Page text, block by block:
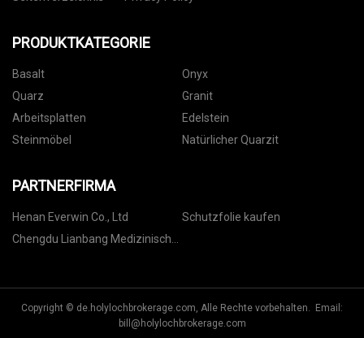
PRODUKTKATEGORIE
Basalt
Onyx
Quarz
Granit
Arbeitsplatten
Edelstein
Steinmöbel
Natürlicher Quarzit
PARTNERFIRMA
Henan Everwin Co., Ltd
Schutzfolie kaufen
Chengdu Lianbang Medizinisch
Copyright © de.holylochbrokerage.com, Alle Rechte vorbehalten. Email:
bill@holylochbrokerage.com